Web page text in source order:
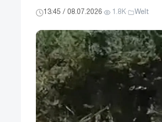
13:45 / 08.07.2026· 1.8K· Welt